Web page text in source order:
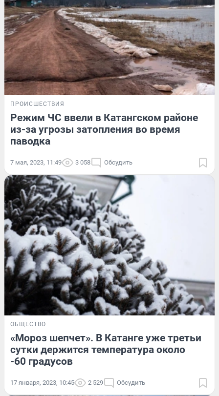
ПРОИСШЕСТВИЯ
Режим ЧС ввели в Катангском районе
из-за угрозы затопления во время
паводка
7 мая, 2023, 11:49 3 058 Обсудить
ОБЩЕСТВО
«Мороз шепчет». В Катанге уже третьи
сутки держится температура около
-60 градусов
17 января, 2023, 10:45 2 529 Обсудить